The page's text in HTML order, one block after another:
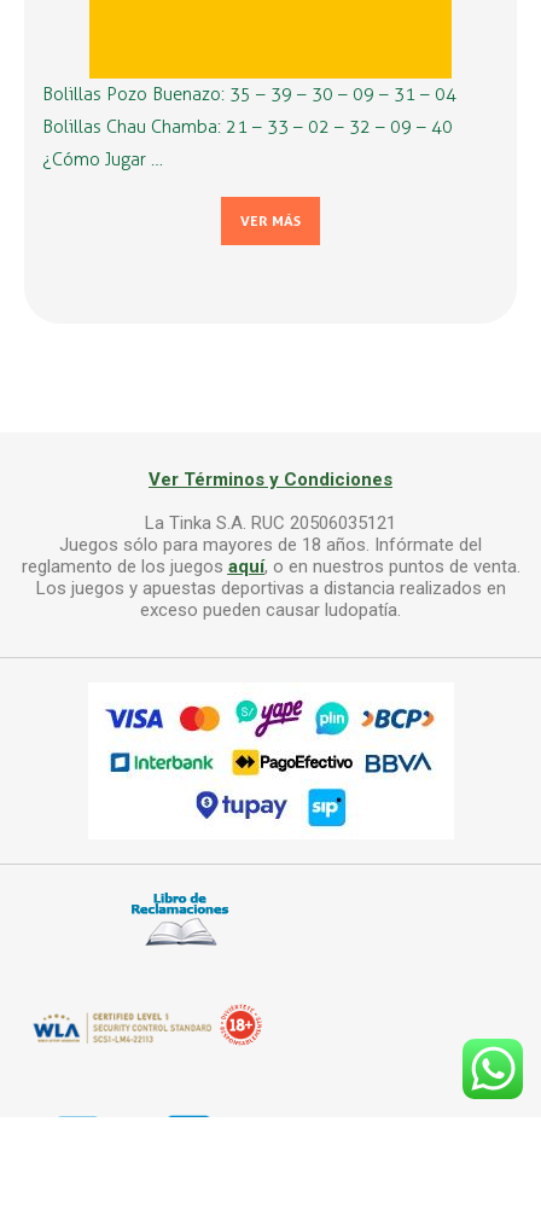
Bolillas Pozo Buenazo: 35 – 39 – 30 – 09 – 31 – 04
Bolillas Chau Chamba: 21 – 33 – 02 – 32 – 09 – 40
¿Cómo Jugar …
VER MÁS
Ver Términos y Condiciones
La Tinka S.A. RUC 20506035121
Juegos sólo para mayores de 18 años. Infórmate del
reglamento de los juegos aquí, o en nuestros puntos de venta.
Los juegos y apuestas deportivas a distancia realizados en
exceso pueden causar ludopatía.